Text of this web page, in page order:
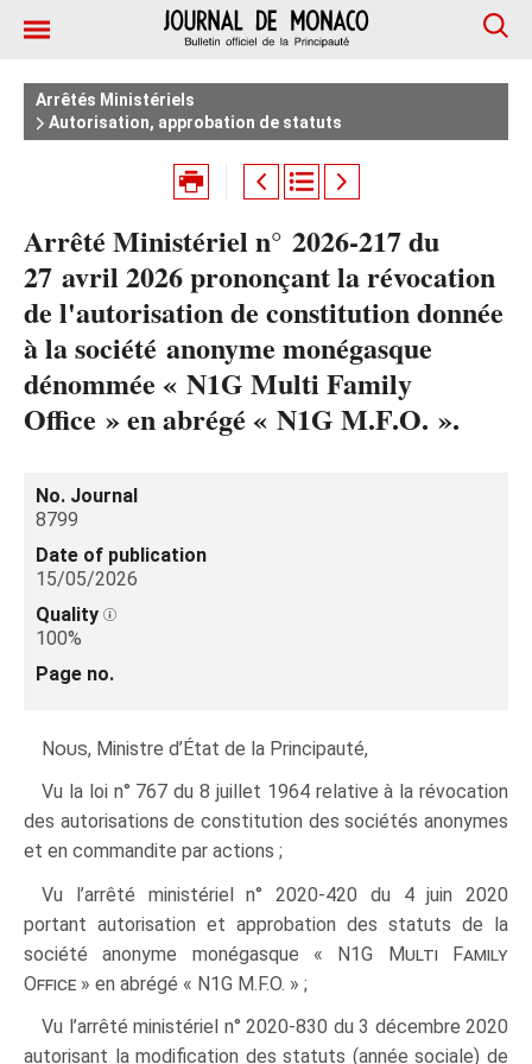
Arrêtés Ministériels
Autorisation, approbation de statuts
Arrêté Ministériel n° 2026‑217 du
27 avril 2026 prononçant la révocation
de l'autorisation de constitution donnée
à la société anonyme monégasque
dénommée « N1G Multi Family
Office » en abrégé « N1G M.F.O. ».
No. Journal
8799
Date of publication
15/05/2026
Quality
100%
Page no.
Nous, Ministre d’État de la Principauté,
Vu la loi n° 767 du 8 juillet 1964 relative à la révocation
des autorisations de constitution des sociétés anonymes
et en commandite par actions ;
Vu l’arrêté ministériel n° 2020‑420 du 4 juin 2020
portant autorisation et approbation des statuts de la
société anonyme monégasque « N1G Multi Family
Office » en abrégé « N1G M.F.O. » ;
Vu l’arrêté ministériel n° 2020‑830 du 3 décembre 2020
autorisant la modification des statuts (année sociale) de